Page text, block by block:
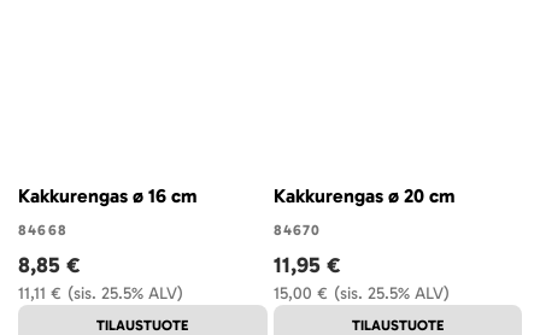
Kakkurengas ø 16 cm
84668
(sis. 25.5% ALV)
11,11 €
8,85 €
TILAUSTUOTE
Kakkurengas ø 20 cm
84670
(sis. 25.5% ALV)
15,00 €
11,95 €
TILAUSTUOTE